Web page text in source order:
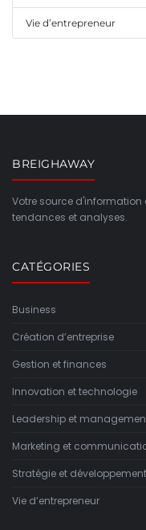
Vie d’entrepreneur
BREIGHAWAY
Votre source
tendances et analyses.
CATÉGORIES
Business
Création d’entreprise
Gestion et finances
Innovation et technologie
Leadership et
Marketing et
Stratégie et développement
Vie d’entrepreneur